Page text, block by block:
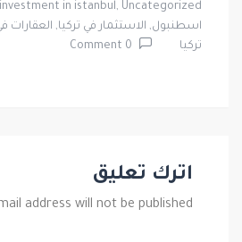
investment in istanbul, Uncategorized,
اسطنبول, الاستثمار في تركيا, العقارات
تركيا
اترك تعليق
address will not be published.